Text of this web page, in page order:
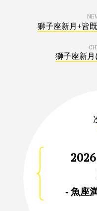
獅子座新月+皆
獅子座新
- 魚座